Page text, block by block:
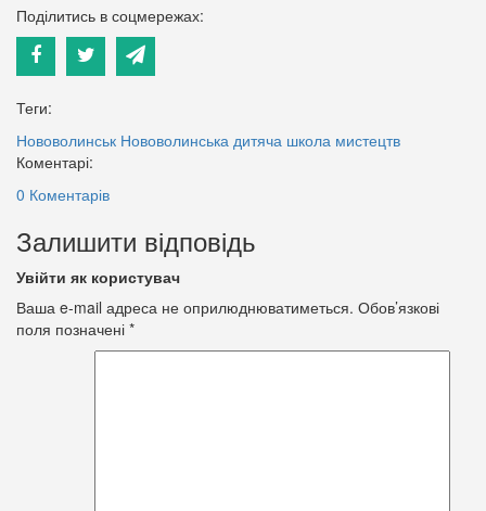
Поділитись в соцмережах:
Теги:
Нововолинськ Нововолинська дитяча школа мистецтв
Коментарі:
0 Коментарів
Залишити відповідь
Увійти як користувач
Ваша e-mail адреса не оприлюднюватиметься. Обов’язкові
поля позначені *